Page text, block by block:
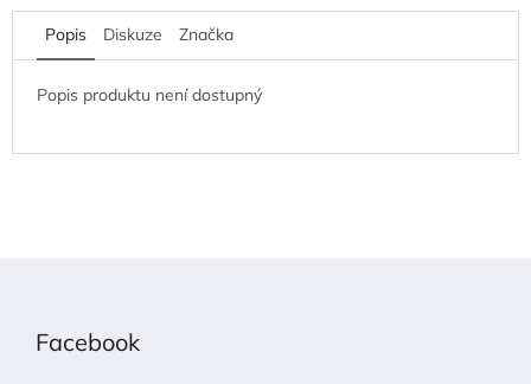
Popis Diskuze Značka
Popis produktu není dostupný
Facebook